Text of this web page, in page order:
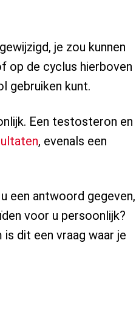
je zou kunnen
op de cyclus hierboven
gebruiken kunt.
Een testosteron en
, evenals een
een antwoord gegeven,
voor u persoonlijk?
dit een vraag waar je